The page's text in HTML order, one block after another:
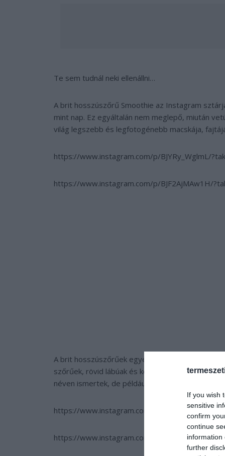
If you wish
sensitive
confirm
continue
information
further
Te sem tudnál neki ellenállni…
A brit hosszúszőrű Smoothie az Instagram
mint nap. Ez egyáltalán nem meglepő, miután
világ legszebb és legfotogénebb macskája,
https://www.instagram.com/p/BJYRy_WglmL/
https://www.instagram.com/p/BJF2AjMAw1H/
A brit hosszúszőrűek egyébként alapvetően
szőrűek, rövid lábúak és közepes testméretűek.
néven ismertek, de például az Egyesült
https://www.instagram.com/p/BI7rZ9Igc3-/
https://www.instagram.com/p/BIz8tpGgUoF/